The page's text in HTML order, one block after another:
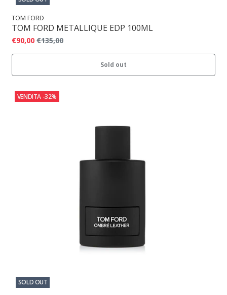
TOM FORD
TOM FORD METALLIQUE EDP 100ML
€90,00 €135,00
Sold out
VENDITA -32%
SOLD OUT